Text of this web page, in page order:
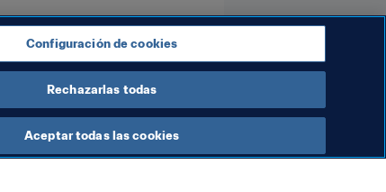
Configuración de cookies
Rechazarlas todas
Aceptar todas las cookies